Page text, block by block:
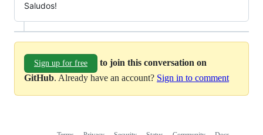
Saludos!
Sign up for free
to join this conversation on
GitHub. Already have an account? Sign in to comment